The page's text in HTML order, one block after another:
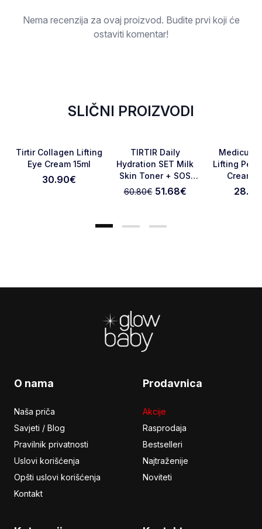
Otkaži pregled
Nema recenzija za ovaj proizvod. Budite prvi koji će
ostaviti komentar!
SLIČNI PROIZVODI
Favorite
Tirtir Collagen Lifting
Eye Cream 15ml
30.90€
Favorite
TIRTIR Daily
Hydration SET Milk
Skin Toner + SOS
Serum
60.80€ 51.68€
Medicube
Lifting
Cream
28.90
O nama
Naša priča
Savjeti / Blog
Pravilnik privatnosti
Uslovi korišćenja
Opšti uslovi korišćenja
Kontakt
Prodavnica
Akcije
Rasprodaja
Bestselleri
Najtraženije
Noviteti